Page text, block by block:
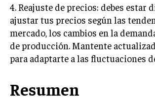
COMPENSACIÓN Y BENEFICIOS
RECLUTAMIENTO Y SELECCIÓN
DESARROLLO DE PERSONAL
CULTURA Y CLIMA
4. Reajuste de precios: debes estar
ajustar tus precios según las
mercado, los cambios en la
de producción. Mantente
para adaptarte a las fluctuaciones
Resumen